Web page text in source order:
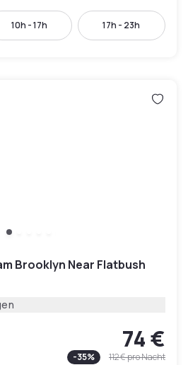
10h - 17h 17h - 23h
Brooklyn Near Flatbush
74 €
-35% 112 €pro Nacht